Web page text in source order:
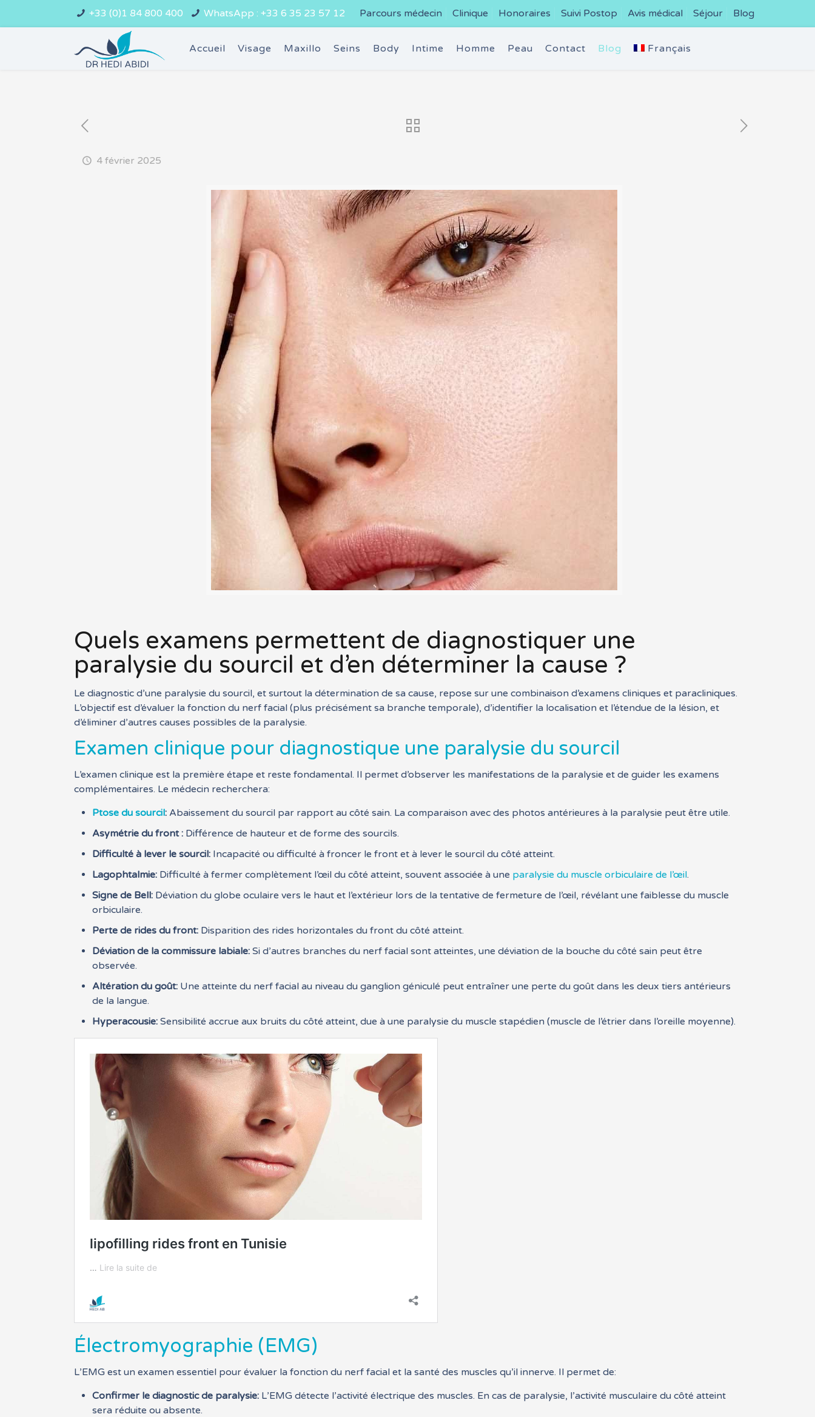
+33 (0)1 84 800 400 WhatsApp : +33 6 35 23 57 12 Parcours médecin Clinique Honoraires Suivi Postop Avis médical Séjour Blog
Accueil Visage Maxillo Seins Body Intime Homme Peau Contact Blog Français
4 février 2025
Quels examens permettent de diagnostiquer une
paralysie du sourcil et d’en déterminer la cause ?
Le diagnostic d’une paralysie du sourcil, et surtout la détermination de sa cause, repose sur une combinaison d’examens cliniques et paracliniques.
L’objectif est d’évaluer la fonction du nerf facial (plus précisément sa branche temporale), d’identifier la localisation et l’étendue de la lésion, et
d’éliminer d’autres causes possibles de la paralysie.
Examen clinique pour diagnostique une paralysie du sourcil
L’examen clinique est la première étape et reste fondamental. Il permet d’observer les manifestations de la paralysie et de guider les examens
complémentaires. Le médecin recherchera:
Ptose du sourcil: Abaissement du sourcil par rapport au côté sain. La comparaison avec des photos antérieures à la paralysie peut être utile.
Asymétrie du front : Différence de hauteur et de forme des sourcils.
Difficulté à lever le sourcil: Incapacité ou difficulté à froncer le front et à lever le sourcil du côté atteint.
Lagophtalmie: Difficulté à fermer complètement l’œil du côté atteint, souvent associée à une paralysie du muscle orbiculaire de l’œil.
Signe de Bell: Déviation du globe oculaire vers le haut et l’extérieur lors de la tentative de fermeture de l’œil, révélant une faiblesse du muscle
orbiculaire.
Perte de rides du front: Disparition des rides horizontales du front du côté atteint.
Déviation de la commissure labiale: Si d’autres branches du nerf facial sont atteintes, une déviation de la bouche du côté sain peut être
observée.
Altération du goût: Une atteinte du nerf facial au niveau du ganglion géniculé peut entraîner une perte du goût dans les deux tiers antérieurs
de la langue.
Hyperacousie: Sensibilité accrue aux bruits du côté atteint, due à une paralysie du muscle stapédien (muscle de l’étrier dans l’oreille moyenne).
Électromyographie (EMG)
L’EMG est un examen essentiel pour évaluer la fonction du nerf facial et la santé des muscles qu’il innerve. Il permet de:
Confirmer le diagnostic de paralysie: L’EMG détecte l’activité électrique des muscles. En cas de paralysie, l’activité musculaire du côté atteint
sera réduite ou absente.